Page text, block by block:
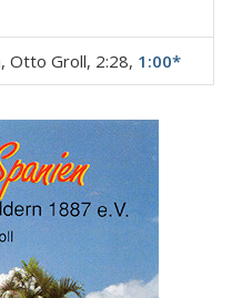
Otto Groll, 2:28, 1:00*